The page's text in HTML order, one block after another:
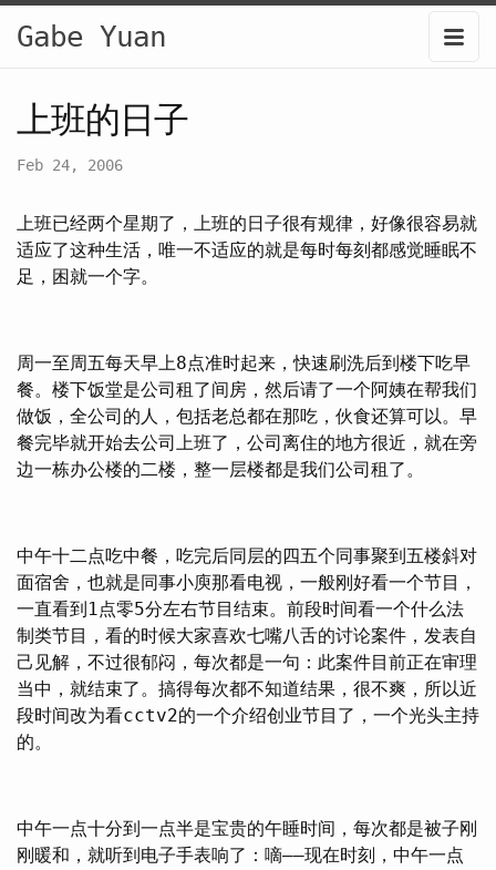
Gabe Yuan
上班的日子
Feb 24, 2006
上班已经两个星期了，上班的日子很有规律，好像很容易就
适应了这种生活，唯一不适应的就是每时每刻都感觉睡眠不
足，困就一个字。
周一至周五每天早上8点准时起来，快速刷洗后到楼下吃早
餐。楼下饭堂是公司租了间房，然后请了一个阿姨在帮我们
做饭，全公司的人，包括老总都在那吃，伙食还算可以。早
餐完毕就开始去公司上班了，公司离住的地方很近，就在旁
边一栋办公楼的二楼，整一层楼都是我们公司租了。
中午十二点吃中餐，吃完后同层的四五个同事聚到五楼斜对
面宿舍，也就是同事小庾那看电视，一般刚好看一个节目，
一直看到1点零5分左右节目结束。前段时间看一个什么法
制类节目，看的时候大家喜欢七嘴八舌的讨论案件，发表自
己见解，不过很郁闷，每次都是一句：此案件目前正在审理
当中，就结束了。搞得每次都不知道结果，很不爽，所以近
段时间改为看cctv2的一个介绍创业节目了，一个光头主持
的。
中午一点十分到一点半是宝贵的午睡时间，每次都是被子刚
刚暖和，就听到电子手表响了：嘀——现在时刻，中午一点